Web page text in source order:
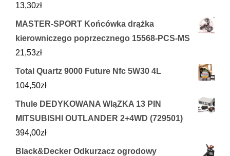
13,30zł
MASTER-SPORT Końcówka drążka
kierowniczego poprzecznego 15568-PCS-MS
21,53zł
Total Quartz 9000 Future Nfc 5W30 4L
104,50zł
Thule DEDYKOWANA WIąZKA 13 PIN
MITSUBISHI OUTLANDER 2+4WD (729501)
394,00zł
Black&Decker Odkurzacz ogrodowy